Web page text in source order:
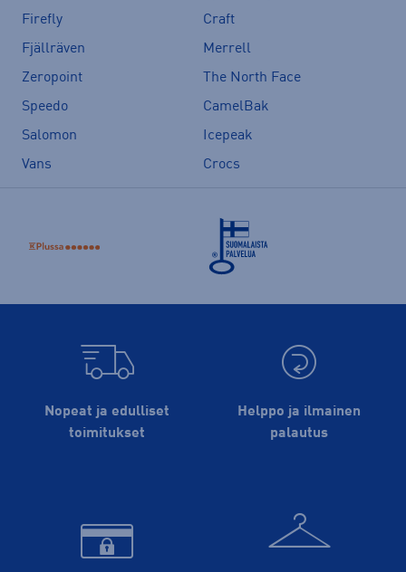
Firefly
Craft
Fjällräven
Merrell
Zeropoint
The North Face
Speedo
CamelBak
Salomon
Icepeak
Vans
Crocs
Nopeat ja edulliset
toimitukset
Helppo ja ilmainen
palautus